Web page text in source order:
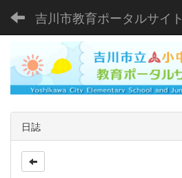
吉川市教育ポータルサイト
日誌